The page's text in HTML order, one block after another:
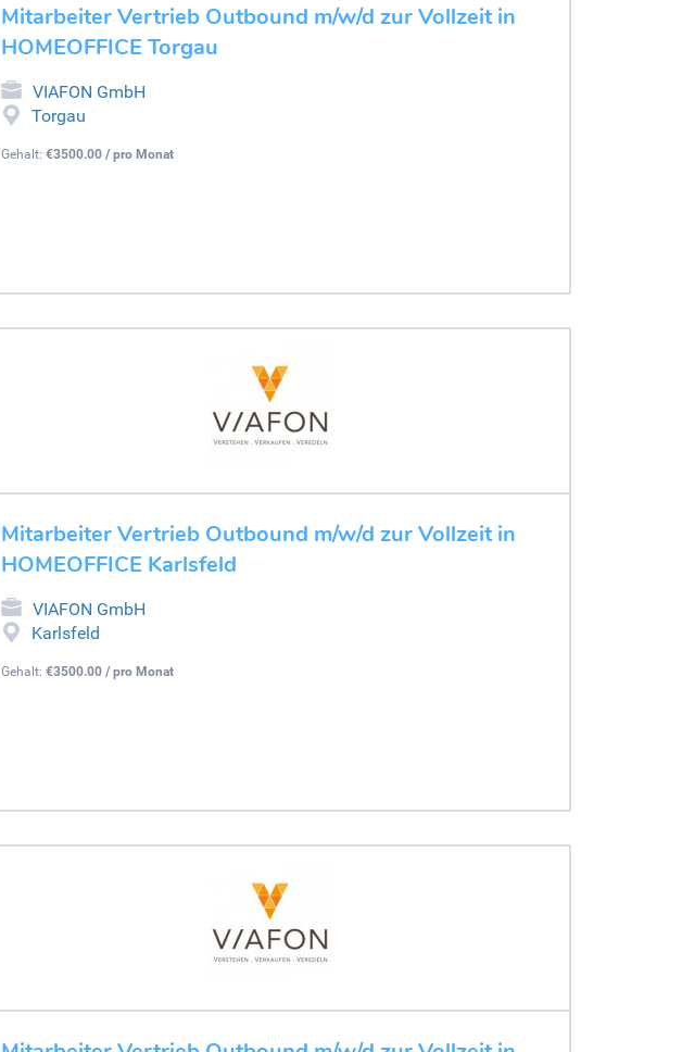
Mitarbeiter Vertrieb Outbound m/w/d zur Vollzeit in
HOMEOFFICE Torgau
VIAFON GmbH
Torgau
Gehalt: €3500.00 / pro Monat
Mitarbeiter Vertrieb Outbound m/w/d zur Vollzeit in
HOMEOFFICE Karlsfeld
VIAFON GmbH
Karlsfeld
Gehalt: €3500.00 / pro Monat